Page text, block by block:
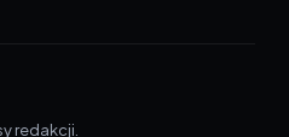
redakcji.